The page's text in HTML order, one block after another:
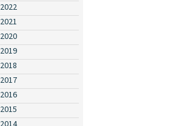
2022
2021
2020
2019
2018
2017
2016
2015